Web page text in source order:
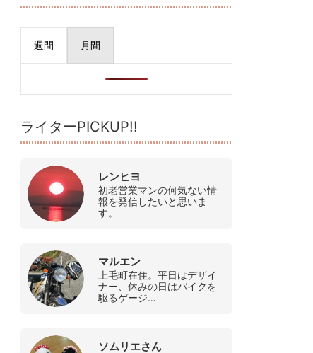
週間 月間
ライターPICKUP!!
レンヒヨ
初老営業マンの何気ない情
報を発信したいと思いま
す。
マルエン
上毛町在住。平日はデザイ
ナー、休みの日はバイクを
駆るゲージ…
ソムリエさん